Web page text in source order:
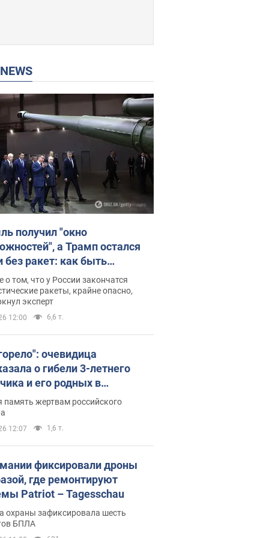
NEWS
получил "окно
а Трамп остался
без ракет: как быть
Интервью с Мельником
о том, что у России закончатся
ракеты, крайне опасно,
эксперт
12:00 6,6 т.
очевидица
о гибели 3-летнего
и его родных в
атаки РФ на Киевскую
Видео и фото
память жертвам российского
12:07 1,6 т.
фиксировали дроны
где ремонтируют
Patriot – Tagesschau
охраны зафиксировала шесть
БПЛА